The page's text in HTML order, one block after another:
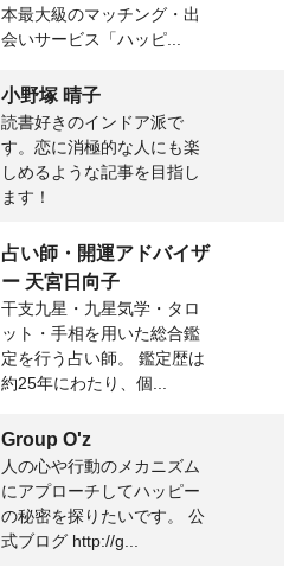
本最大級のマッチング・出
会いサービス「ハッピ...
小野塚 晴子
読書好きのインドア派で
す。恋に消極的な人にも楽
しめるような記事を目指し
ます！
占い師・開運アドバイザ
ー 天宮日向子
干支九星・九星気学・タロ
ット・手相を用いた総合鑑
定を行う占い師。 鑑定歴は
約25年にわたり、個...
Group O'z
人の心や行動のメカニズム
にアプローチしてハッピー
の秘密を探りたいです。 公
式ブログ http://g...